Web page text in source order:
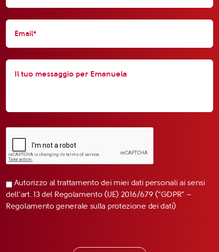
Autorizzo al trattamento dei miei dati personali ai sensi
dell’art. 13 del Regolamento (UE) 2016/679 (“GDPR” –
Regolamento generale sulla protezione dei dati)